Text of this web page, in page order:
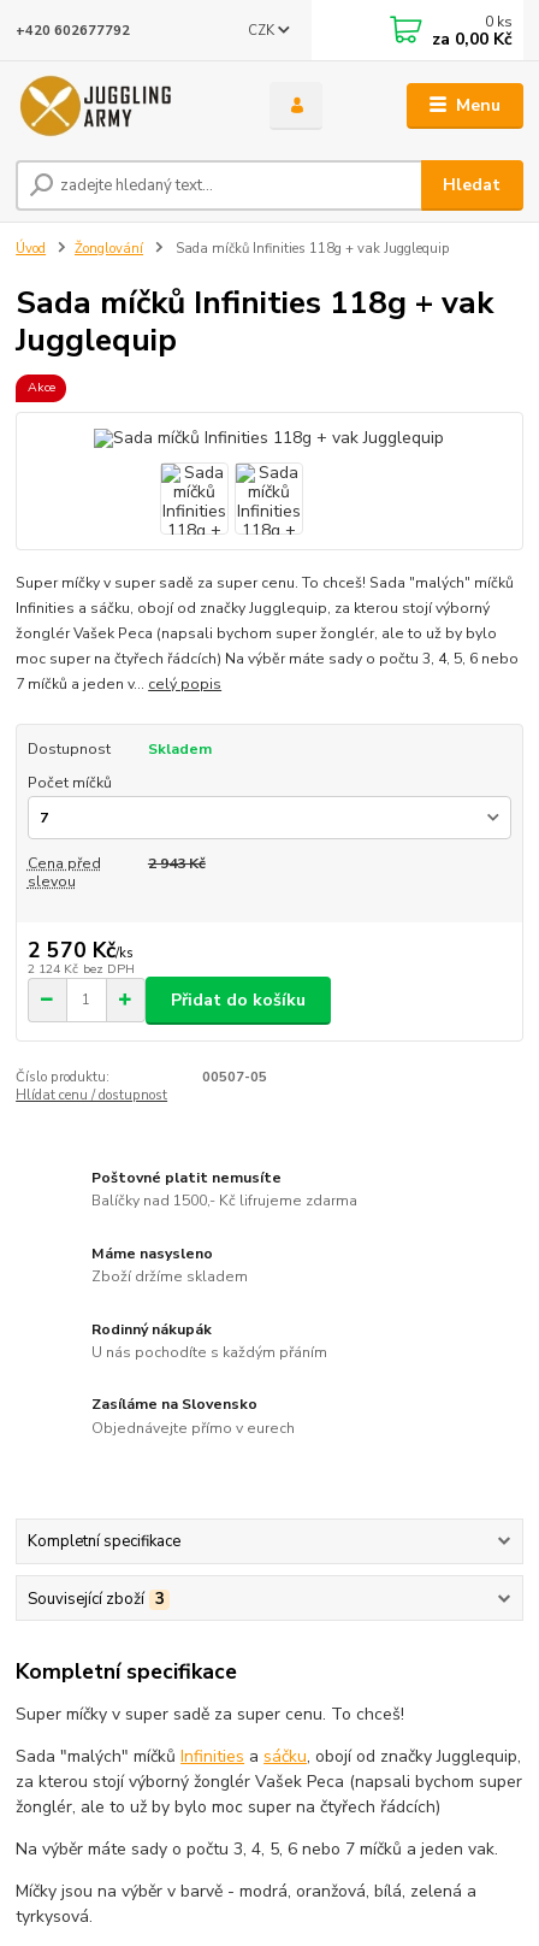
Menu
CZK
Hledat
+420 602677792 0 ks
za 0,00 Kč
Úvod Žonglování Sada míčků Infinities 118g + vak Jugglequip
Sada míčků Infinities 118g + vak
Jugglequip
Akce
Super míčky v super sadě za super cenu. To chceš! Sada "malých" míčků
Infinities a sáčku, obojí od značky Jugglequip, za kterou stojí výborný
žonglér Vašek Peca (napsali bychom super žonglér, ale to už by bylo
moc super na čtyřech řádcích) Na výběr máte sady o počtu 3, 4, 5, 6 nebo
7 míčků a jeden v... celý popis
Dostupnost
Skladem
Počet míčků
Cena před
slevou
2 943 Kč
2 570 Kč/ks
2 124 Kč bez DPH
Přidat do košíku
Číslo produktu:
00507-05
Hlídat cenu / dostupnost
Poštovné platit nemusíte
Balíčky nad 1500,- Kč lifrujeme zdarma
Máme nasysleno
Zboží držíme skladem
Rodinný nákupák
U nás pochodíte s každým přáním
Zasíláme na Slovensko
Objednávejte přímo v eurech
Kompletní specifikace
Související zboží 3
Kompletní specifikace
Super míčky v super sadě za super cenu. To chceš!
Sada "malých" míčkůInfinities asáčku, obojí od značky Jugglequip,
za kterou stojí výborný žonglér Vašek Peca (napsali bychom super
žonglér, ale to už by bylo moc super na čtyřech řádcích)
Na výběr máte sady o počtu 3, 4, 5, 6 nebo 7 míčků a jeden vak.
Míčky jsou na výběr v barvě - modrá, oranžová, bílá, zelená a
tyrkysová.